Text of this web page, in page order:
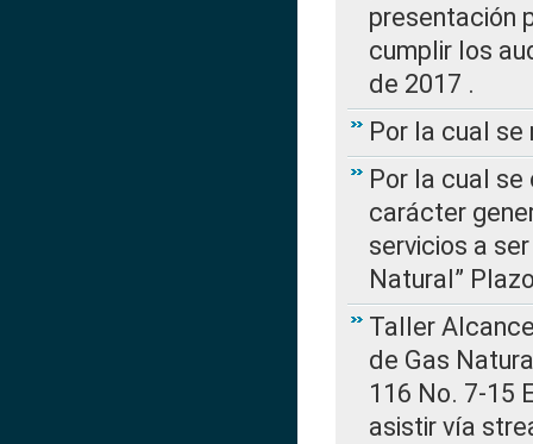
presentación
cumplir los
de 2017 .
Por la cual se
Por la cual
carácter
servicios a
Natural”
Taller
de Gas
116 No. 7-15
asistir vía